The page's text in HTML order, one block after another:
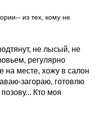
из тех, кому не
не лысый, не
регулярно
на месте, хожу в салон
загораю, готовлю
Кто моя